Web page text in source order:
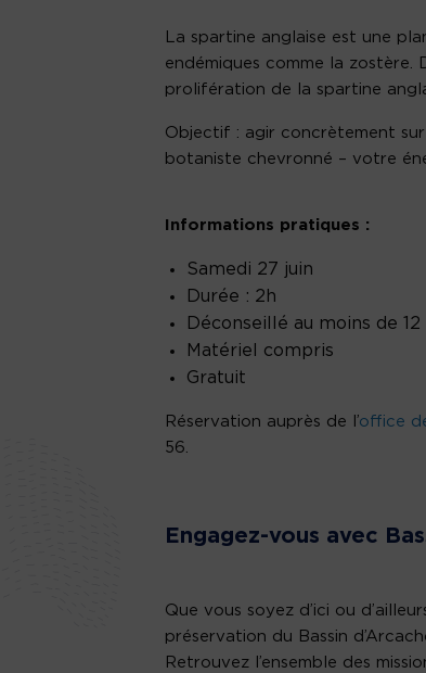
La spartine anglaise est une
endémiques comme la zostère.
prolifération de la spartine
Objectif : agir concrètement
botaniste chevronné – votre
Informations pratiques :
Samedi 27 juin
Durée : 2h
Déconseillé au moins de 12
Matériel compris
Gratuit
Réservation auprès de l’office
56.
Engagez-vous avec
Que vous soyez d’ici ou
préservation du Bassin
Retrouvez l’ensemble des